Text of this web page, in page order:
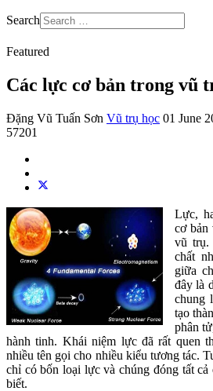
Search
Featured
Các lực cơ bản trong vũ
Đặng Vũ Tuấn Sơn Vũ trụ học 01 June
57201
Lực,
cơ bản
vũ trụ.
chất
giữa
đây là
chung
tạo
phân
hành tinh. Khái niệm lực đã rất quen
nhiều tên gọi cho nhiều kiểu tương tác.
chỉ có bốn loại lực và chúng đóng tất cả
biết.